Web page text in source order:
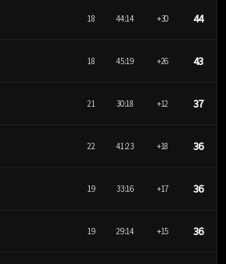
18 44:14 +30 44
18 45:19 +26 43
21 30:18 +12 37
22 41:23 +18 36
19 33:16 +17 36
19 29:14 +15 36